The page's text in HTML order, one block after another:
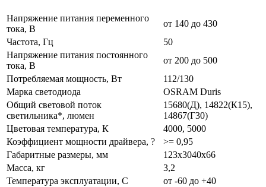
Напряжение питания переменного
тока, В
от 140 до 430
Частота, Гц
50
Напряжение питания постоянного
тока, В
от 200 до 500
Потребляемая мощность, Вт
112/130
Марка светодиода
OSRAM Duris
Общий световой поток
светильника*, люмен
15680(Д), 14822(К15),
14867(Г30)
Цветовая температура, К
4000, 5000
Коэффициент мощности драйвера, ?
>= 0,95
Габаритные размеры, мм
123x3040x66
Масса, кг
3,2
Температура эксплуатации, С
от -60 до +40